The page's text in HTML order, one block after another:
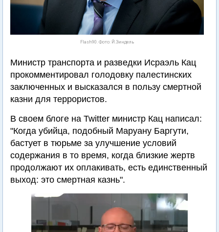
Flash90. Фото: Й.Зиндель
Министр транспорта и разведки Исраэль Кац
прокомментировал голодовку палестинских
заключенных и высказался в пользу смертной
казни для террористов.
В своем блоге на Twitter министр Кац написал:
"Когда убийца, подобный Маруану Баргути,
бастует в тюрьме за улучшение условий
содержания в то время, когда близкие жертв
продолжают их оплакивать, есть единственный
выход: это смертная казнь".